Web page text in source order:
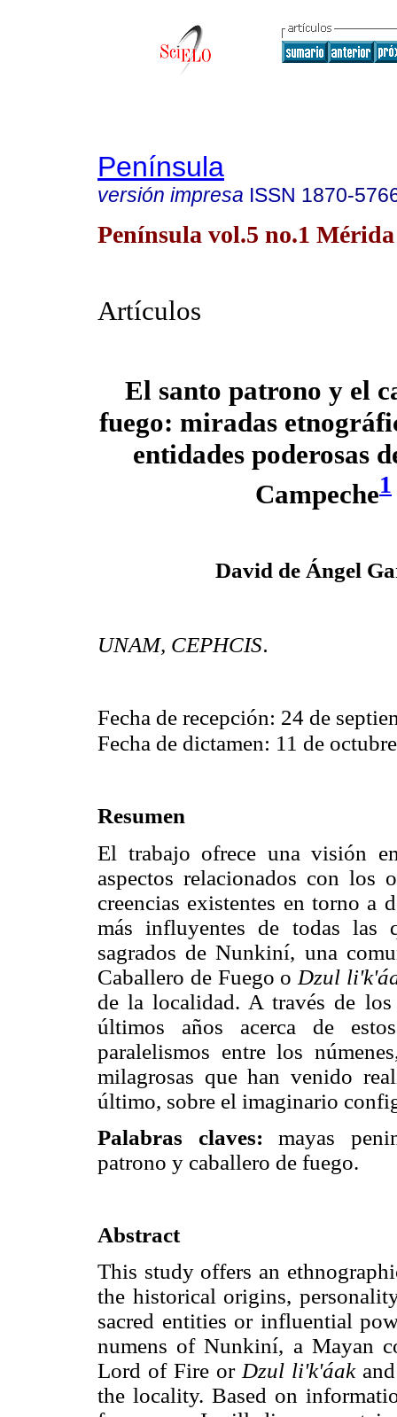
Península
versión impresa ISSN 1870-
Península vol.5 no.1 Mérida
Artículos
El santo patrono y el
fuego: miradas
entidades poderosas
Campeche1
David de Ángel
UNAM, CEPHCIS.
Fecha de recepción: 24 de
Fecha de dictamen: 11 de
Resumen
El trabajo ofrece una visión
aspectos relacionados con los
creencias existentes en torno a
más influyentes de todas las
sagrados de Nunkiní, una
Caballero de Fuego o Dzul
de la localidad. A través de
últimos años acerca de
paralelismos entre los
milagrosas que han venido
último, sobre el imaginario
Palabras claves: mayas
patrono y caballero de fuego.
Abstract
This study offers an
the historical origins,
sacred entities or influential
numens of Nunkiní, a Mayan
Lord of Fire or Dzul li'k'áakand
the locality. Based on